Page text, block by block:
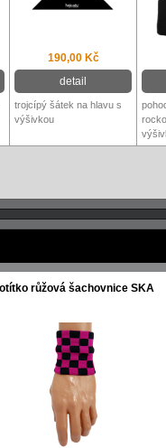
190,00 Kč
detail
trojcípý šátek na hlavu s
výšivkou
růžová šachovnice SKA